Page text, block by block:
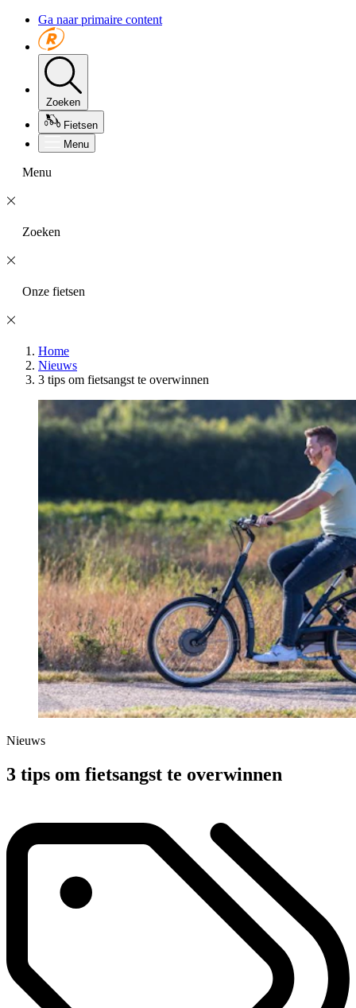
Ga naar primaire content
Zoeken
Fietsen
Menu
Menu
Zoeken
Onze fietsen
Home
Nieuws
3 tips om fietsangst te overwinnen
Nieuws
3 tips om fietsangst te overwinnen